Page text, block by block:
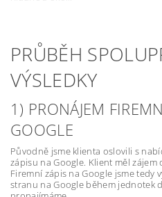
PRŮBĚH
VÝSLEDKY
1) PRONÁJEM
GOOGLE
Původně jsme klienta oslovili s
zápisu na Google. Klient měl
Firemní zápis na Google jsme tedy
stranu na Google během jednotek